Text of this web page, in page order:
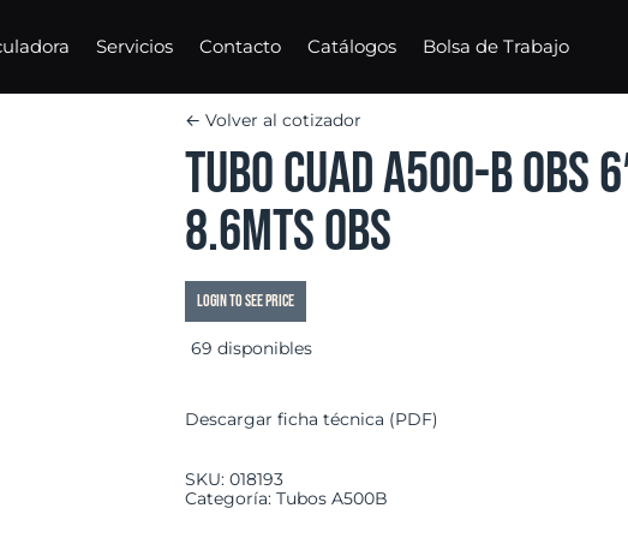
← Volver al cotizador
Tubo Cuad A500-B OBS
8.6mts OBS
Login to see price
69 disponibles
Descargar ficha técnica (PDF)
SKU: 018193
Categoría: Tubos A500B
Servicios Contacto Catálogos Bolsa de Trabajo